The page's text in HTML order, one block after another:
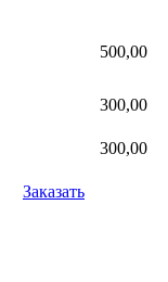
500,00
300,00
300,00
Заказать